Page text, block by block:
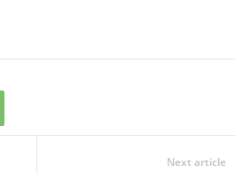
Next article